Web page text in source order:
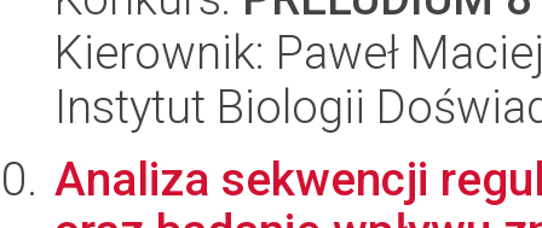
Kierownik: Paweł
Instytut Biologii
Analiza sekwencji